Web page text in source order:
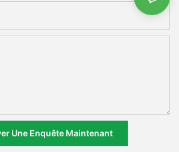
Une Enquête Maintenant